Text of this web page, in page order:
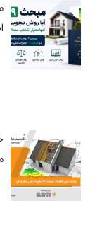
انتخاب
مقررات